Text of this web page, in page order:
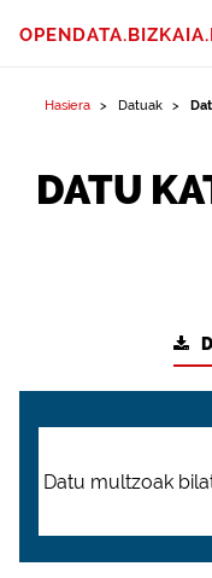
Hasiera Datuak
DATU